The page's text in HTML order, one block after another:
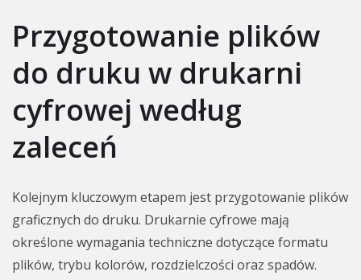
Przygotowanie plików
do druku w drukarni
cyfrowej według
zaleceń
Kolejnym kluczowym etapem jest przygotowanie plików
graficznych do druku. Drukarnie cyfrowe mają
określone wymagania techniczne dotyczące formatu
plików, trybu kolorów, rozdzielczości oraz spadów.